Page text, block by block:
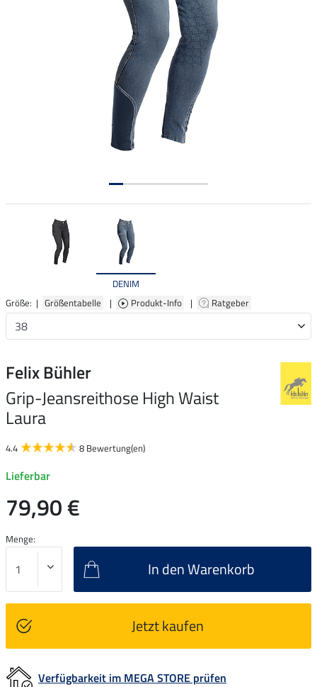
DENIM
Größe: | Größentabelle | Produkt-Info | Ratgeber
Felix Bühler
Grip-Jeansreithose High Waist
Laura
4.4 8 Bewertung(en)
Lieferbar
79,90 €
Menge:
In den Warenkorb
Jetzt kaufen
Verfügbarkeit im MEGA STORE prüfen